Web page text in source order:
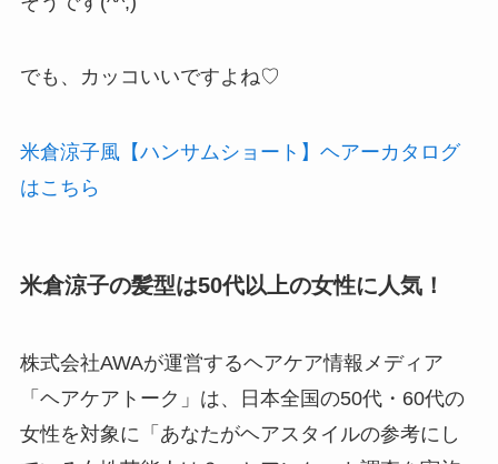
でも、カッコいいですよね♡
米倉涼子風【ハンサムショート】ヘアーカタログ
はこちら
米倉涼子の髪型は50代以上の女性に人気！
株式会社AWAが運営するヘアケア情報メディア
「ヘアケアトーク」は、日本全国の50代・60代の
女性を対象に「あなたがヘアスタイルの参考にし